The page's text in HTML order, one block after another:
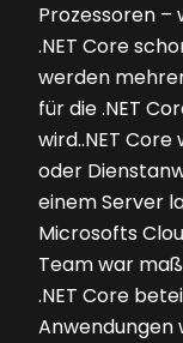
Prozessoren –
.NET Core
werden
für die .NET
wird..NET
oder
einem Server
Microsofts
Team war
.NET Core
Anwendungen